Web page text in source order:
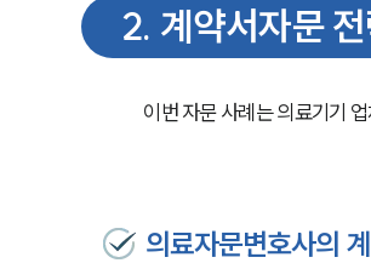
2. 계약서자문
이번 자문 사례는 의료기기
의료자문변호사의